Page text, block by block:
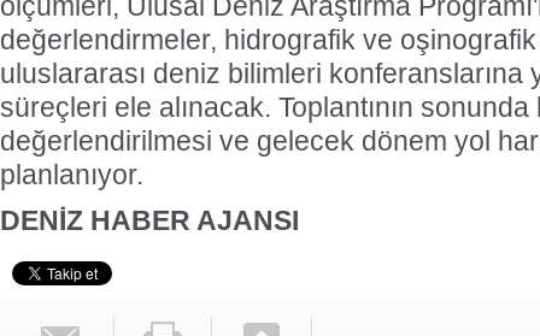
değerlendirmeler, hidrografik ve
uluslararası deniz bilimleri konferanslarına
süreçleri ele alınacak. Toplantının sonunda
değerlendirilmesi ve gelecek dönem yol
planlanıyor.
DENİZ HABER AJANSI